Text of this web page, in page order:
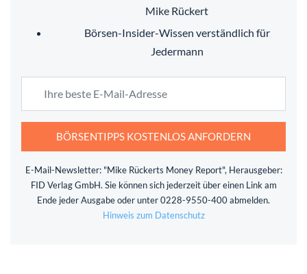
Mike Rückert
Börsen-Insider-Wissen verständlich für
Jedermann
BÖRSENTIPPS KOSTENLOS ANFORDERN
E-Mail-Newsletter: "Mike Rückerts Money Report", Herausgeber:
FID Verlag GmbH. Sie können sich jederzeit über einen Link am
Ende jeder Ausgabe oder unter 0228-9550-400 abmelden.
Hinweis zum Datenschutz